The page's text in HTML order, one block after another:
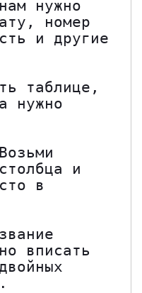
нужно
номер
и другие
таблице,
нужно
и
в
вписать